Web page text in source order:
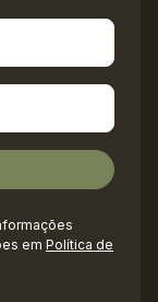
em Política de